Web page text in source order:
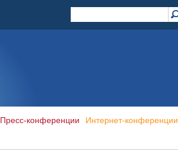
Пресс-конференции Интернет-конференции